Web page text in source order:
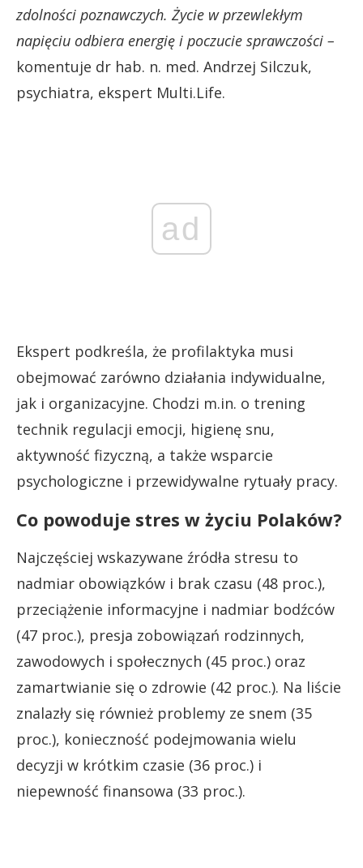
zdolności poznawczych. Życie w przewlekłym
napięciu odbiera energię i poczucie sprawczości –
komentuje dr hab. n. med. Andrzej Silczuk,
psychiatra, ekspert Multi.Life.
ad
Ekspert podkreśla, że profilaktyka musi
obejmować zarówno działania indywidualne,
jak i organizacyjne. Chodzi m.in. o trening
technik regulacji emocji, higienę snu,
aktywność fizyczną, a także wsparcie
psychologiczne i przewidywalne rytuały pracy.
Co powoduje stres w życiu Polaków?
Najczęściej wskazywane źródła stresu to
nadmiar obowiązków i brak czasu (48 proc.),
przeciążenie informacyjne i nadmiar bodźców
(47 proc.), presja zobowiązań rodzinnych,
zawodowych i społecznych (45 proc.) oraz
zamartwianie się o zdrowie (42 proc.). Na liście
znalazły się również problemy ze snem (35
proc.), konieczność podejmowania wielu
decyzji w krótkim czasie (36 proc.) i
niepewność finansowa (33 proc.).